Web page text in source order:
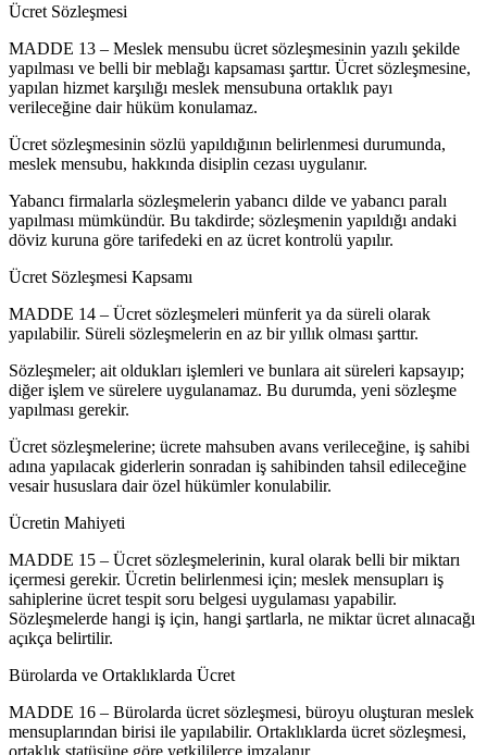
Ücret Sözleşmesi
MADDE 13 – Meslek mensubu ücret sözleşmesinin yazılı şekilde
yapılması ve belli bir meblağı kapsaması şarttır. Ücret sözleşmesine,
yapılan hizmet karşılığı meslek mensubuna ortaklık payı
verileceğine dair hüküm konulamaz.
Ücret sözleşmesinin sözlü yapıldığının belirlenmesi durumunda,
meslek mensubu, hakkında disiplin cezası uygulanır.
Yabancı firmalarla sözleşmelerin yabancı dilde ve yabancı paralı
yapılması mümkündür. Bu takdirde; sözleşmenin yapıldığı andaki
döviz kuruna göre tarifedeki en az ücret kontrolü yapılır.
Ücret Sözleşmesi Kapsamı
MADDE 14 – Ücret sözleşmeleri münferit ya da süreli olarak
yapılabilir. Süreli sözleşmelerin en az bir yıllık olması şarttır.
Sözleşmeler; ait oldukları işlemleri ve bunlara ait süreleri kapsayıp;
diğer işlem ve sürelere uygulanamaz. Bu durumda, yeni sözleşme
yapılması gerekir.
Ücret sözleşmelerine; ücrete mahsuben avans verileceğine, iş sahibi
adına yapılacak giderlerin sonradan iş sahibinden tahsil edileceğine
vesair hususlara dair özel hükümler konulabilir.
Ücretin Mahiyeti
MADDE 15 – Ücret sözleşmelerinin, kural olarak belli bir miktarı
içermesi gerekir. Ücretin belirlenmesi için; meslek mensupları iş
sahiplerine ücret tespit soru belgesi uygulaması yapabilir.
Sözleşmelerde hangi iş için, hangi şartlarla, ne miktar ücret alınacağı
açıkça belirtilir.
Bürolarda ve Ortaklıklarda Ücret
MADDE 16 – Bürolarda ücret sözleşmesi, büroyu oluşturan meslek
mensuplarından birisi ile yapılabilir. Ortaklıklarda ücret sözleşmesi,
ortaklık statüsüne göre yetkililerce imzalanır.